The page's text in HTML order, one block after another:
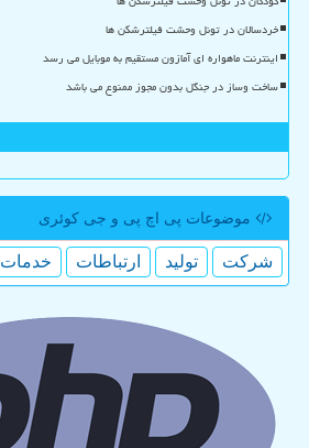
خردسالان در تونل وحشت فیلترشکن ها
اینترنت ماهواره ای آمازون مستقیم به موبایل می رسد
ساخت وساز در جنگل بدون مجوز ممنوع می باشد
موضوعات پی اچ پی و جی كوئری
شركت تولید ارتباطات خدمات